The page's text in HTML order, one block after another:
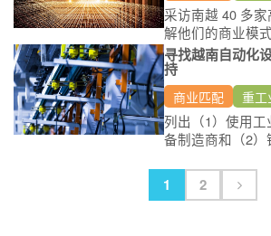
采访南越 40 多
解他们的商业模
合作
寻找越南自动化
持
商业匹配 重工
列出（1）使用
备制造商和（2
户扩大销售
1 2